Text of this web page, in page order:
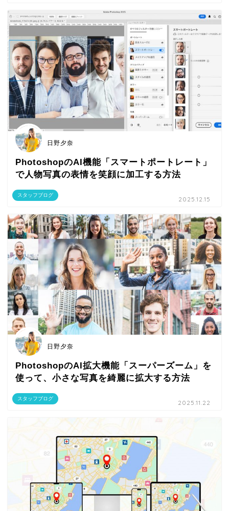
スタッフブログ
日野夕奈
PhotoshopのAI機能「スマートポートレート」
で人物写真の表情を笑顔に加工する方法
2025.12.15
スタッフブログ
日野夕奈
PhotoshopのAI拡大機能「スーパーズーム」を
使って、小さな写真を綺麗に拡大する方法
2025.11.22